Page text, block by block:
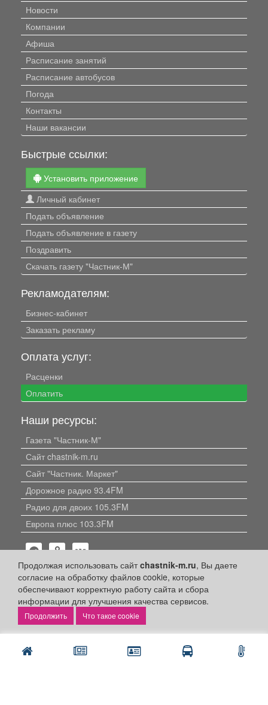
Продолжая использовать сайтchastnik-m.ru, Вы даете
согласие на обработку файлов cookie, которые
обеспечивают корректную работу сайта и сбора
информации для улучшения качества сервисов.
Что такое cookie
Новости
Компании
Афиша
Расписание занятий
Расписание автобусов
Погода
Контакты
Наши вакансии
Быстрые ссылки:
Установить приложение
Личный кабинет
Подать объявление
Подать объявление в газету
Поздравить
Скачать газету "Частник-М"
Рекламодателям:
Бизнес-кабинет
Заказать рекламу
Оплата услуг:
Расценки
Оплатить
Наши ресурсы:
Газета "Частник-М"
Сайт chastnik-m.ru
Сайт "Частник. Маркет"
Дорожное радио 93.4FM
Радио для двоих 105.3FM
Европа плюс 103.3FM
Политика конфиденциальности
Публикации с пометкой «Реклама», «На правах рекламы»,
«Партнёрский проект» оплачены рекламодателем.
Редакция сайта не несет ответственности за достоверность
информации, содержащейся в рекламных материалах и